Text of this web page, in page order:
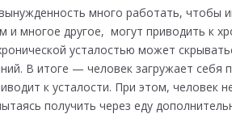
много работать, чтобы
и многое другое, могут приводить к
усталостью может
В итоге — человек загружает себя
к усталости. При этом, человек
получить через еду